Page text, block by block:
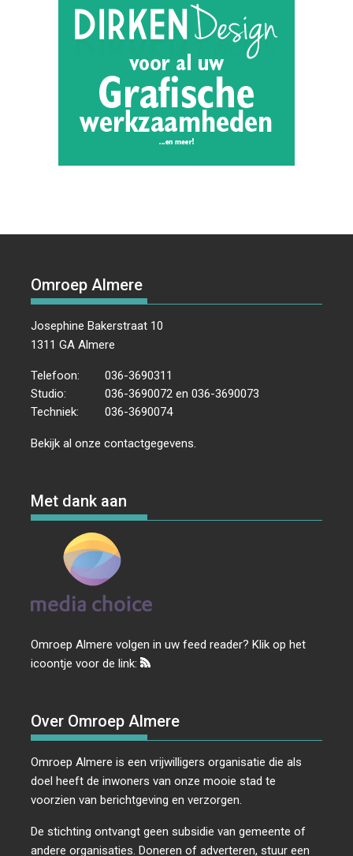
Omroep Almere
Josephine Bakerstraat 10
1311 GA Almere
Telefoon:
036-3690311
Studio:
036-3690072 en 036-3690073
Techniek:
036-3690074
Bekijk al onzecontactgegevens.
Met dank aan
Omroep Almere volgen in uw feed reader? Klik op het
icoontje voor de link:
Over Omroep Almere
Omroep Almere is een vrijwilligers organisatie die als
doel heeft de inwoners van onze mooie stad te
voorzien van berichtgeving en verzorgen.
De stichting ontvangt geen subsidie van gemeente of
andere organisaties. Doneren of adverteren, stuur een